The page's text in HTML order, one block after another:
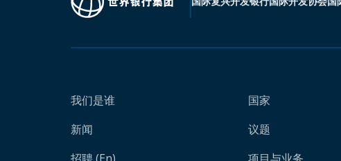
我们是谁
新闻
国家
议题